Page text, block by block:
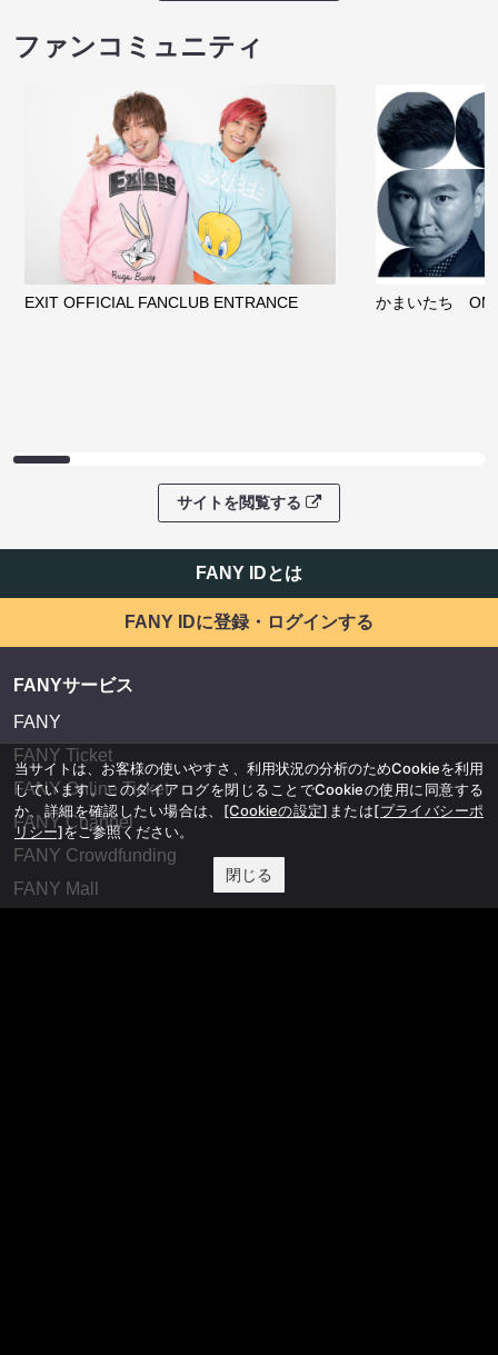
ファンコミュニティ
EXIT OFFICIAL FANCLUB ENTRANCE かまいたち
サイトを閲覧する
FANY IDとは
FANY IDに登録・ログインする
FANYサービス
FANY
FANY Ticket
FANY Online Ticket
FANY Channel
FANY Crowdfunding
FANY Mall
当サイトは、お客様の使いやすさ、利用状況の分析のためCookieを利用
しています。このダイアログを閉じることでCookieの使用に同意する
か、詳細を確認したい場合は、 [Cookieの設定] または[プライバシーポ
リシー]をご参照ください。
閉じる